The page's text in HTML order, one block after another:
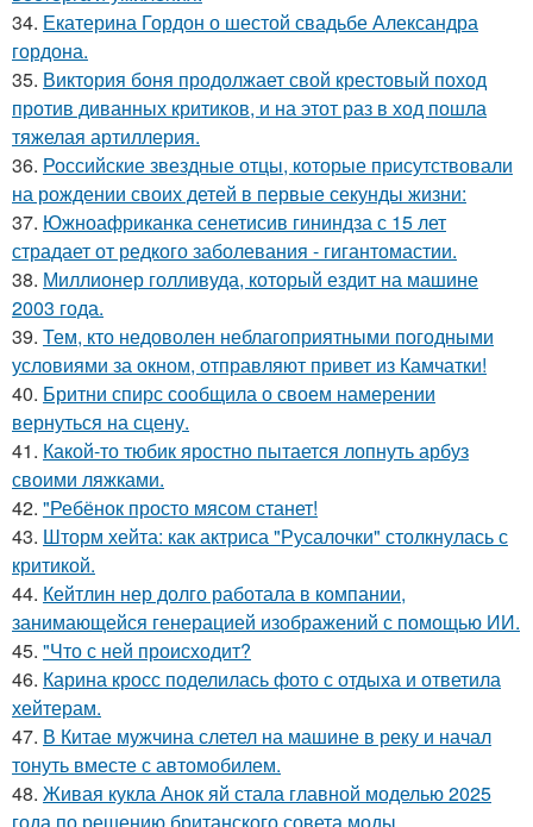
34. Екатерина Гордон о шестой свадьбе Александра
гордона.
35. Виктория боня продолжает свой крестовый поход
против диванных критиков, и на этот раз в ход пошла
тяжелая артиллерия.
36. Российские звездные отцы, которые присутствовали
на рождении своих детей в первые секунды жизни:
37. Южноафриканка сенетисив гининдза с 15 лет
страдает от редкого заболевания - гигантомастии.
38. Миллионер голливуда, который ездит на машине
2003 года.
39. Тем, кто недоволен неблагоприятными погодными
условиями за окном, отправляют привет из Камчатки!
40. Бритни спирс сообщила о своем намерении
вернуться на сцену.
41. Какой-то тюбик яростно пытается лопнуть арбуз
своими ляжками.
42. "Ребёнок просто мясом станет!
43. Шторм хейта: как актриса "Русалочки" столкнулась с
критикой.
44. Кейтлин нер долго работала в компании,
занимающейся генерацией изображений с помощью ИИ.
45. "Что с ней происходит?
46. Карина кросс поделилась фото с отдыха и ответила
хейтерам.
47. В Китае мужчина слетел на машине в реку и начал
тонуть вместе с автомобилем.
48. Живая кукла Анок яй стала главной моделью 2025
года по решению британского совета моды.